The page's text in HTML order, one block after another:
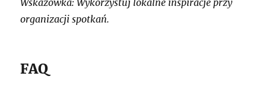
organizacji spotkań.
FAQ